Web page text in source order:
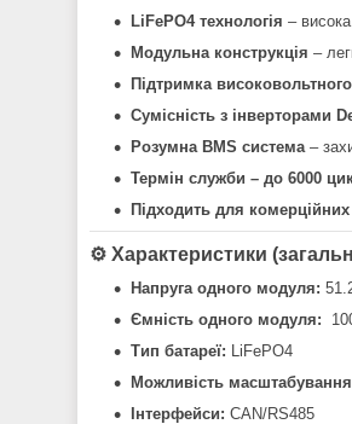
LiFePO4 технологія – висока
Модульна конструкція –
Підтримка
Сумісність з інверторами
Розумна BMS система –
Термін служби – до 6000
Підходить для
⚙️ Характеристики
Напруга одного модуля:
Ємність одного модуля:
Тип батареї: LiFePO4
Можливість
Інтерфейси: CAN/RS485